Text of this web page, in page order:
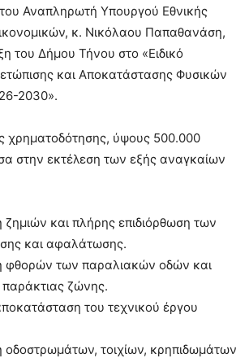
Αναπληρωτή Υπουργού Εθνικής
κ. Νικόλαου Παπαθανάση,
του Δήμου Τήνου στο «Ειδικό
και Αποκατάστασης Φυσικών
2030».
χρηματοδότησης, ύψους 500.000
στην εκτέλεση των εξής αναγκαίων
και πλήρης επιδιόρθωση των
και αφαλάτωσης.
φθορών των παραλιακών οδών και
ζώνης.
του τεχνικού έργου
τοιχίων, κρηπιδωμάτων